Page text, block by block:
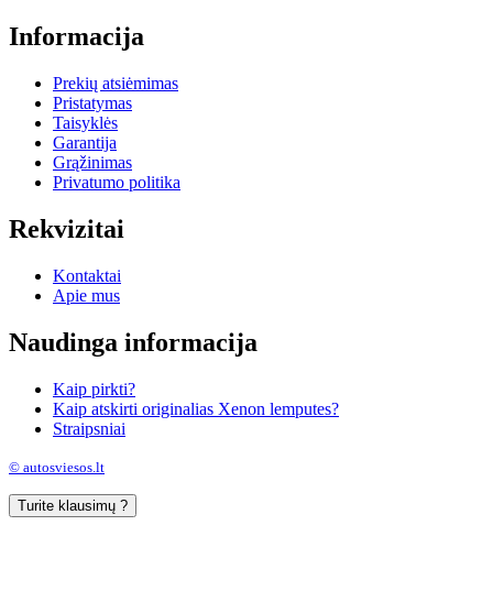
Informacija
Prekių atsiėmimas
Pristatymas
Taisyklės
Garantija
Grąžinimas
Privatumo politika
Rekvizitai
Kontaktai
Apie mus
Naudinga informacija
Kaip pirkti?
Kaip atskirti originalias Xenon lemputes?
Straipsniai
© autosviesos.lt
Turite klausimų ?